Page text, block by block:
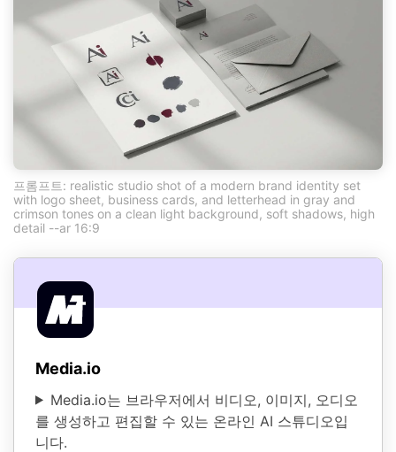
프롬프트: realistic studio shot of a modern brand identity set
with logo sheet, business cards, and letterhead in gray and
crimson tones on a clean light background, soft shadows, high
detail --ar 16:9
Media.io
Media.io는 브라우저에서 비디오, 이미지, 오디오
를 생성하고 편집할 수 있는 온라인 AI 스튜디오입
니다.